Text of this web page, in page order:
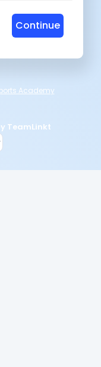
Continue
Academy
TeamLinkt